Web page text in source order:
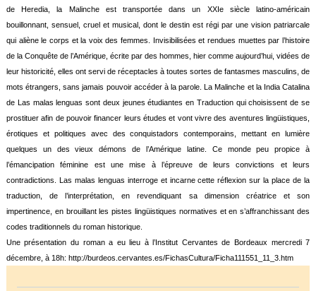
de Heredia, la Malinche est transportée dans un XXIe siècle latino-américain
bouillonnant, sensuel, cruel et musical, dont le destin est régi par une vision patriarcale
qui aliène le corps et la voix des femmes. Invisibilisées et rendues muettes par l’histoire
de la Conquête de l’Amérique, écrite par des hommes, hier comme aujourd’hui, vidées de
leur historicité, elles ont servi de réceptacles à toutes sortes de fantasmes masculins, de
mots étrangers, sans jamais pouvoir accéder à la parole. La Malinche et la India Catalina
de Las malas lenguas sont deux jeunes étudiantes en Traduction qui choisissent de se
prostituer afin de pouvoir financer leurs études et vont vivre des aventures lingüistiques,
érotiques et politiques avec des conquistadors contemporains, mettant en lumière
quelques un des vieux démons de l’Amérique latine. Ce monde peu propice à
l’émancipation féminine est une mise à l’épreuve de leurs convictions et leurs
contradictions. Las malas lenguas interroge et incarne cette réflexion sur la place de la
traduction, de l’interprétation, en revendiquant sa dimension créatrice et son
impertinence, en brouillant les pistes lingüistiques normatives et en s’affranchissant des
codes traditionnels du roman historique.
Une présentation du roman a eu lieu à l’Institut Cervantes de Bordeaux mercredi 7
décembre, à 18h: http://burdeos.cervantes.es/FichasCultura/Ficha111551_11_3.htm